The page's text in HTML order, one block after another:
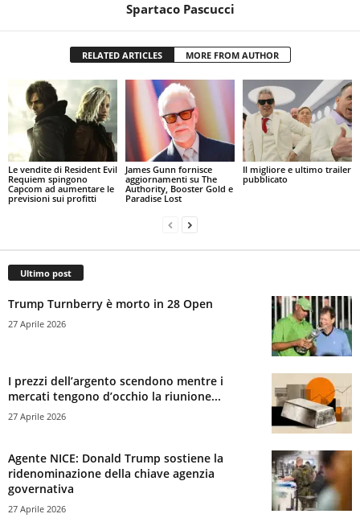
Spartaco Pascucci
RELATED ARTICLES MORE FROM AUTHOR
Le vendite di Resident Evil
Requiem spingono
Capcom ad aumentare le
previsioni sui profitti
James Gunn fornisce
aggiornamenti su The
Authority, Booster Gold e
Paradise Lost
Il migliore e ultimo trailer
pubblicato
Ultimo post
Trump Turnberry è morto in 28 Open
27 Aprile 2026
I prezzi dell’argento scendono mentre i
mercati tengono d’occhio la riunione...
27 Aprile 2026
Agente NICE: Donald Trump sostiene la
ridenominazione della chiave agenzia
governativa
27 Aprile 2026